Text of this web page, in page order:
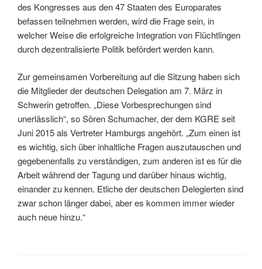
des Kongresses aus den 47 Staaten des Europarates
befassen teilnehmen werden, wird die Frage sein, in
welcher Weise die erfolgreiche Integration von Flüchtlingen
durch dezentralisierte Politik befördert werden kann.
Zur gemeinsamen Vorbereitung auf die Sitzung haben sich
die Mitglieder der deutschen Delegation am 7. März in
Schwerin getroffen. „Diese Vorbesprechungen sind
unerlässlich“, so Sören Schumacher, der dem KGRE seit
Juni 2015 als Vertreter Hamburgs angehört. „Zum einen ist
es wichtig, sich über inhaltliche Fragen auszutauschen und
gegebenenfalls zu verständigen, zum anderen ist es für die
Arbeit während der Tagung und darüber hinaus wichtig,
einander zu kennen. Etliche der deutschen Delegierten sind
zwar schon länger dabei, aber es kommen immer wieder
auch neue hinzu.“